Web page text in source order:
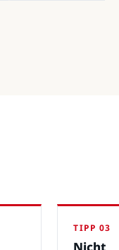
TIPP 03
Nicht